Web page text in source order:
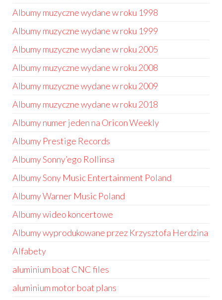
Albumy muzyczne wydane w roku 1998
Albumy muzyczne wydane w roku 1999
Albumy muzyczne wydane w roku 2005
Albumy muzyczne wydane w roku 2008
Albumy muzyczne wydane w roku 2009
Albumy muzyczne wydane w roku 2018
Albumy numer jeden na Oricon Weekly
Albumy Prestige Records
Albumy Sonny’ego Rollinsa
Albumy Sony Music Entertainment Poland
Albumy Warner Music Poland
Albumy wideo koncertowe
Albumy wyprodukowane przez Krzysztofa Herdzina
Alfabety
aluminium boat CNC files
aluminium motor boat plans